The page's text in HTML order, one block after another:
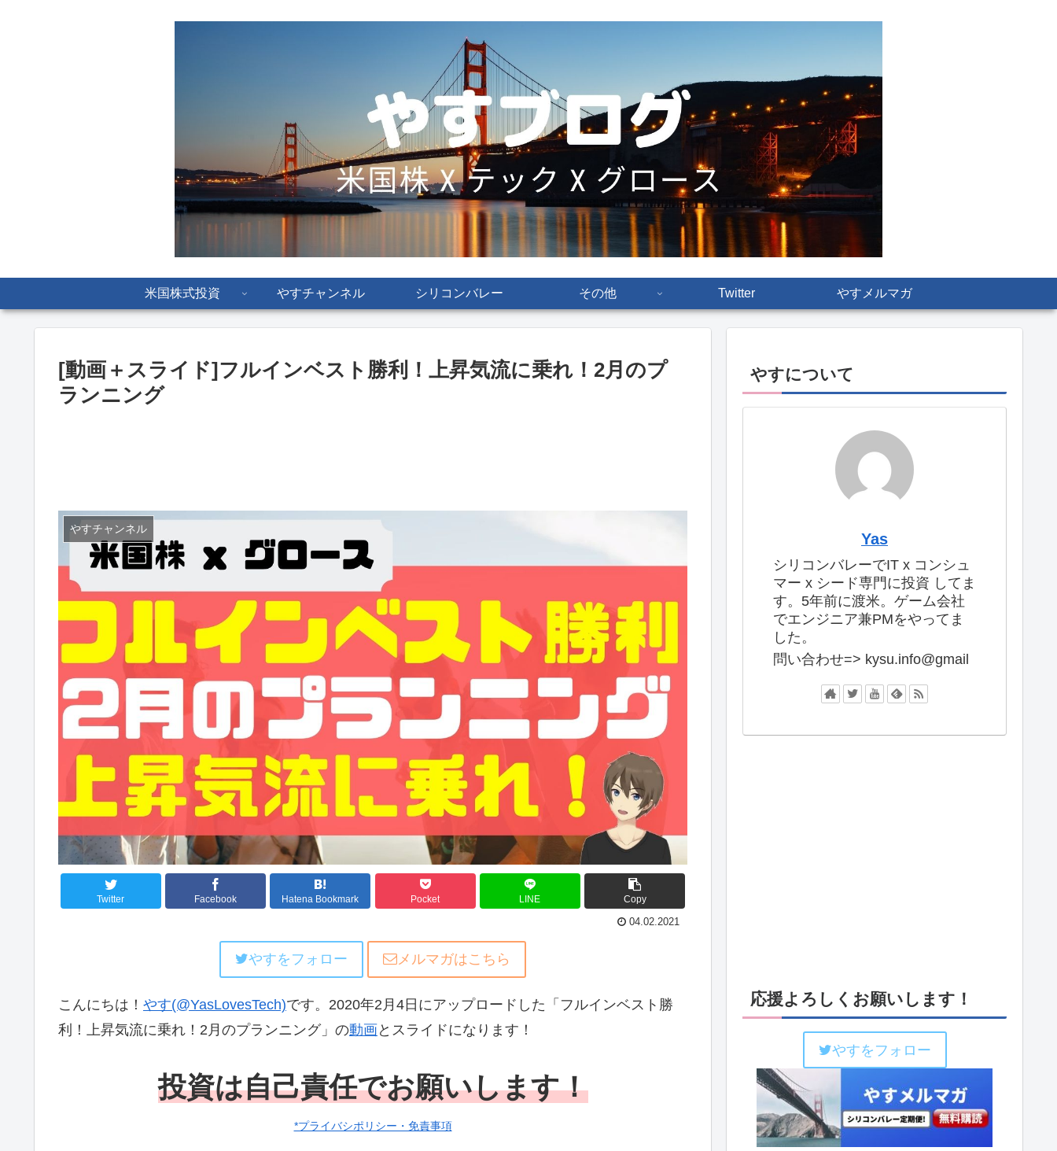
米国株式投資 やすチャンネル シリコンバレー その他 Twitter やすメルマガ
[動画＋スライド]フルインベスト勝利！上昇気流に乗れ！2月のプ
ランニング
やすチャンネル
Twitter Facebook Hatena Bookmark Pocket LINE Copy
04.02.2021
やすをフォロー メルマガはこちら
こんにちは！ やす(@YasLovesTech)です。2020年2月4日にアップロードした「フルインベスト勝
利！上昇気流に乗れ！2月のプランニング」の動画とスライドになります！
投資は自己責任でお願いします！
*プライバシポリシー・免責事項
やすについて
Yas
シリコンバレーでIT x コンシュ
マー x シード専門に投資 してま
す。5年前に渡米。ゲーム会社
でエンジニア兼PMをやってま
した。
問い合わせ=> kysu.info@gmail
応援よろしくお願いします！
やすをフォロー